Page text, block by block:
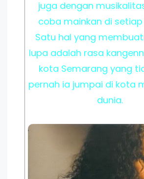
juga dengan
coba mainkan di setiap
Satu hal yang
lupa adalah rasa
kota Semarang yang
pernah ia jumpai di kota
dunia.